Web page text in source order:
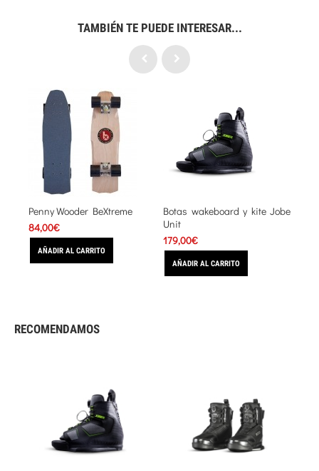
TAMBIÉN TE PUEDE INTERESAR...
Penny Wooder BeXtreme
84,00€
AÑADIR AL CARRITO
Botas wakeboard y kite Jobe
Unit
179,00€
AÑADIR AL CARRITO
RECOMENDAMOS